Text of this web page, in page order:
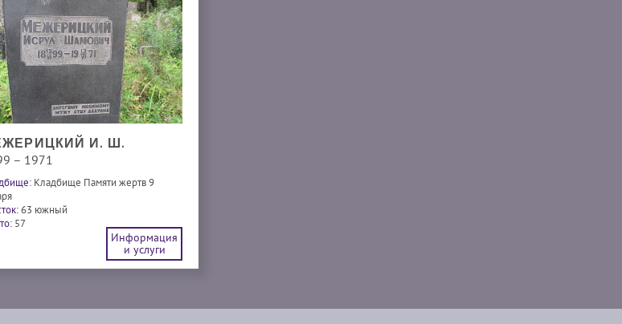
И. Ш.
– 1971
Кладбище Памяти жертв 9
63 южный
57
Информация
и услуги